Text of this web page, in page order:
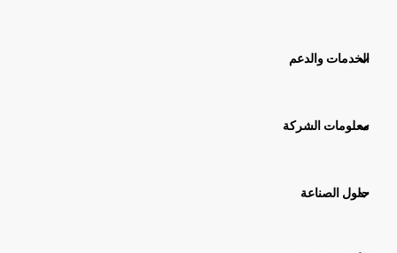
الخدمات والدعم
معلومات الشركة
حلول الصناعة